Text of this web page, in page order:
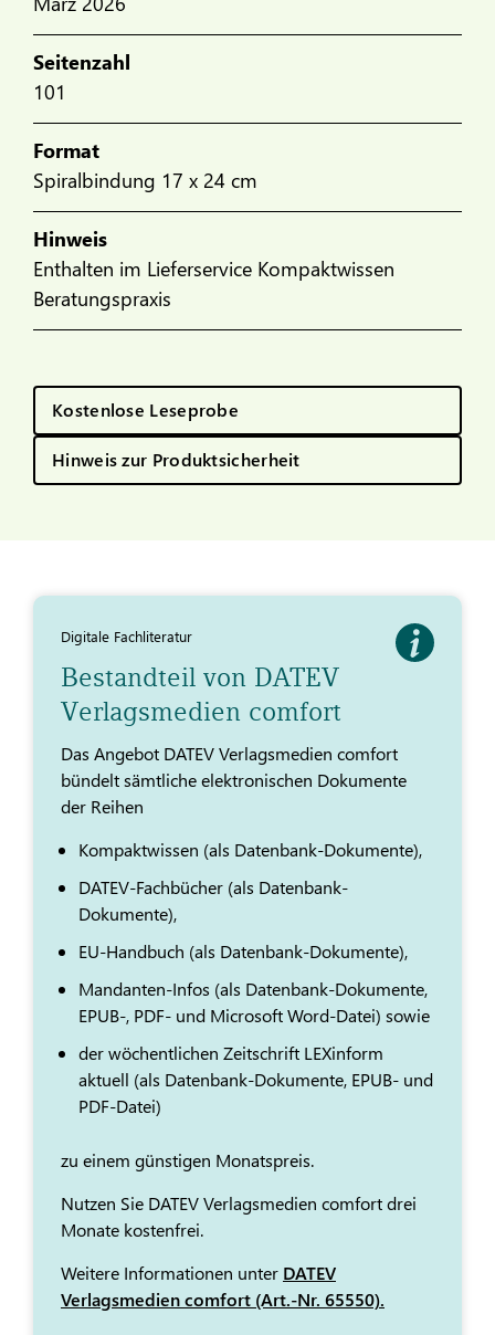
Seitenzahl
101
Format
Spiralbindung 17 x 24 cm
Hinweis
Enthalten im Lieferservice Kompaktwissen
Beratungspraxis
Kostenlose Leseprobe
Hinweis zur Produktsicherheit
Digitale Fachliteratur
Bestandteil von DATEV
Verlagsmedien comfort
Das Angebot DATEV Verlagsmedien comfort
bündelt sämtliche elektronischen Dokumente
der Reihen
Kompaktwissen (als Datenbank-Dokumente),
DATEV-Fachbücher (als Datenbank-
Dokumente),
EU-Handbuch (als Datenbank-Dokumente),
Mandanten-Infos (als Datenbank-Dokumente,
EPUB-, PDF- und Microsoft Word-Datei) sowie
der wöchentlichen Zeitschrift LEXinform
aktuell (als Datenbank-Dokumente, EPUB- und
PDF-Datei)
zu einem günstigen Monatspreis.
Nutzen Sie DATEV Verlagsmedien comfort drei
Monate kostenfrei.
Weitere Informationen unter DATEV
Verlagsmedien comfort (Art.-Nr. 65550).